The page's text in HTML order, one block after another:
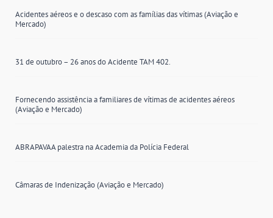
Acidentes aéreos e o descaso com as famílias das vítimas (Aviação e
Mercado)
31 de outubro – 26 anos do Acidente TAM 402.
Fornecendo assistência a familiares de vítimas de acidentes aéreos
(Aviação e Mercado)
ABRAPAVAA palestra na Academia da Polícia Federal
Câmaras de Indenização (Aviação e Mercado)